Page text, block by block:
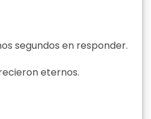
segundos en responder.
eternos.